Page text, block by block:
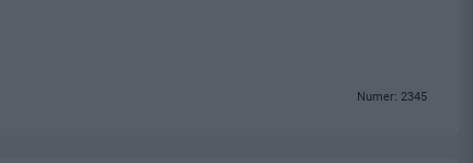
Numer: 2345